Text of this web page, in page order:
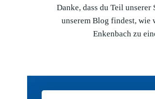
Danke, dass du Teil
unserem Blog findest, wie
Enkenbach zu